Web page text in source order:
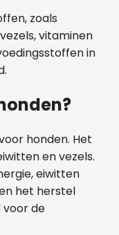
zoals
vitaminen
in
honden. Het
en vezels.
eiwitten
het herstel
voor de